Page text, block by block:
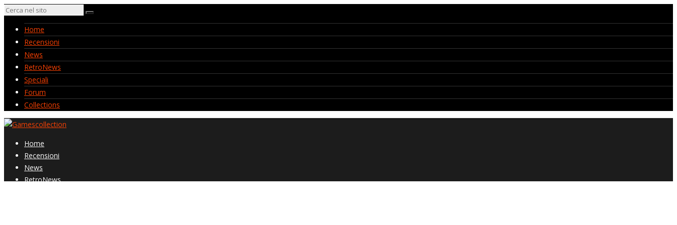
Home
Recensioni
News
RetroNews
Speciali
Forum
Collections
Home
Recensioni
News
RetroNews